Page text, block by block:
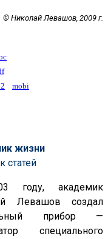
© Николай Левашов, 2009 г.
mobi
жизни
статей
году, академик
Левашов создал
прибор —
специального